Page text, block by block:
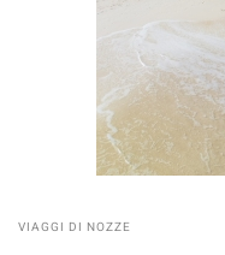
VIAGGI DI NOZZE